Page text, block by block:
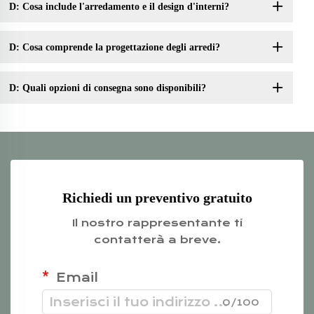
D: Cosa include l'arredamento e il design d'interni?
D: Cosa comprende la progettazione degli arredi?
D: Quali opzioni di consegna sono disponibili?
Richiedi un preventivo gratuito
Il nostro rappresentante ti
contatterà a breve.
Email
0/100